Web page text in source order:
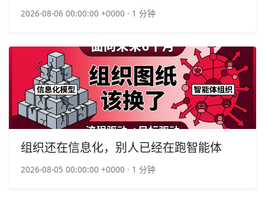
2026-08-06 00:00:00 +0000 · 1 分钟
组织还在信息化，别人已经在跑智能体
2026-08-05 00:00:00 +0000 · 1 分钟